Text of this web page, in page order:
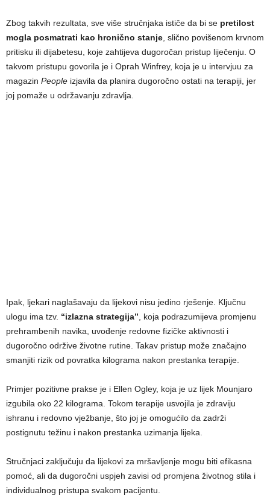
Zbog takvih rezultata, sve više stručnjaka ističe da bi se pretilost
mogla posmatrati kao hronično stanje, slično povišenom krvnom
pritisku ili dijabetesu, koje zahtijeva dugoročan pristup liječenju. O
takvom pristupu govorila je i Oprah Winfrey, koja je u intervjuu za
magazin People izjavila da planira dugoročno ostati na terapiji, jer
joj pomaže u održavanju zdravlja.
Ipak, ljekari naglašavaju da lijekovi nisu jedino rješenje. Ključnu
ulogu ima tzv. “izlazna strategija”, koja podrazumijeva promjenu
prehrambenih navika, uvođenje redovne fizičke aktivnosti i
dugoročno održive životne rutine. Takav pristup može značajno
smanjiti rizik od povratka kilograma nakon prestanka terapije.
Primjer pozitivne prakse je i Ellen Ogley, koja je uz lijek Mounjaro
izgubila oko 22 kilograma. Tokom terapije usvojila je zdraviju
ishranu i redovno vježbanje, što joj je omogućilo da zadrži
postignutu težinu i nakon prestanka uzimanja lijeka.
Stručnjaci zaključuju da lijekovi za mršavljenje mogu biti efikasna
pomoć, ali da dugoročni uspjeh zavisi od promjena životnog stila i
individualnog pristupa svakom pacijentu.